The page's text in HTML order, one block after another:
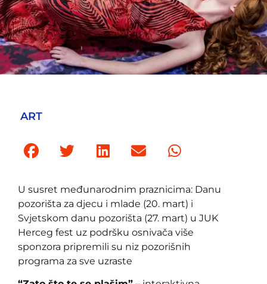
ART
U susret međunarodnim praznicima: Danu
pozorišta za djecu i mlade (20. mart) i
Svjetskom danu pozorišta (27. mart) u JUK
Herceg fest uz podršku osnivača više
sponzora pripremili su niz pozorišnih
programa za sve uzraste